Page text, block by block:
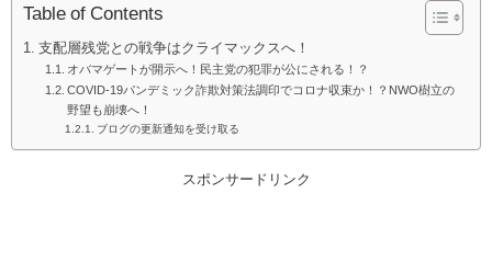
Table of Contents
支配層残党との戦争はクライマックスへ！
オバマゲートが開示へ！民主党の犯罪が公にされる！？
COVID-19パンデミック詐欺対策法調印でコロナ収束か！？NWO樹立の
野望も崩壊へ！
ブログの更新通知を受け取る
スポンサードリンク